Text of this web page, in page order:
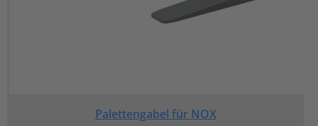
Palettengabel für NOX